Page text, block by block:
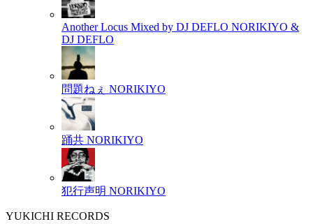
Another Locus Mixed by DJ DEFLO NORIKIYO &
DJ DEFLO
問題ねぇ NORIKIYO
踊共 NORIKIYO
犯行声明 NORIKIYO
YUKICHI RECORDS